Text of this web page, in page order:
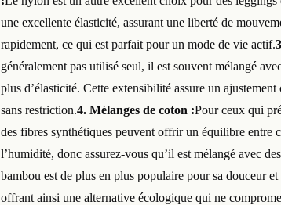
une excellente élasticité, assurant une liberté de
rapidement, ce qui est parfait pour un mode de vie actif.
généralement pas utilisé seul, il est souvent mélangé
plus d’élasticité. Cette extensibilité assure un
sans restriction.4. Mélanges de coton :Pour ceux qui
des fibres synthétiques peuvent offrir un équilibre
l’humidité, donc assurez-vous qu’il est mélangé avec
bambou est de plus en plus populaire pour sa douceur
offrant ainsi une alternative écologique qui ne